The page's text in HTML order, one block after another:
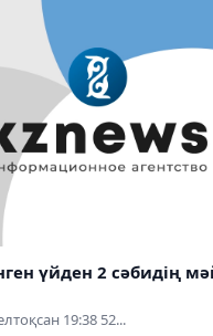
үйден 2 сәбидің
19:38 52...